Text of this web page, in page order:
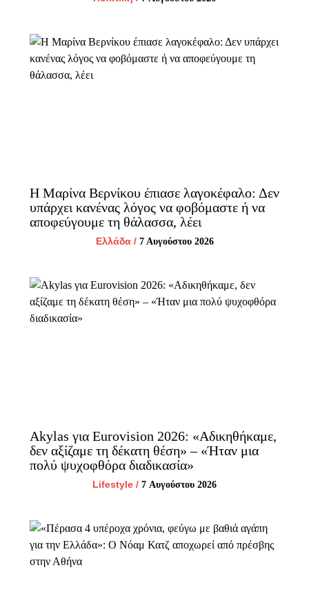
Η Μαρίνα Βερνίκου έπιασε λαγοκέφαλο: Δεν
υπάρχει κανένας λόγος να φοβόμαστε ή να
αποφεύγουμε τη θάλασσα, λέει
Ελλάδα/ 7 Αυγούστου 2026
Akylas για Eurovision 2026: «Aδικηθήκαμε,
δεν αξίζαμε τη δέκατη θέση» – «Ήταν μια
πολύ ψυχοφθόρα διαδικασία»
Lifestyle / 7 Αυγούστου 2026